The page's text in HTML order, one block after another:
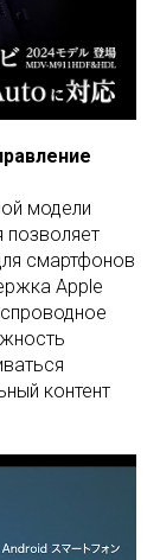
модели
позволяет
смартфонов
Apple
контент